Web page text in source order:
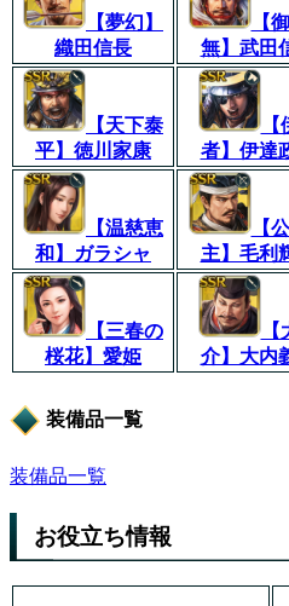
【夢幻】
織田信長
【
無】武田
【天下泰
平】徳川家康
【
者】伊達
【温慈恵
和】ガラシャ
【
主】毛利
【三春の
桜花】愛姫
【
介】大内
装備品一覧
装備品一覧
お役立ち情報